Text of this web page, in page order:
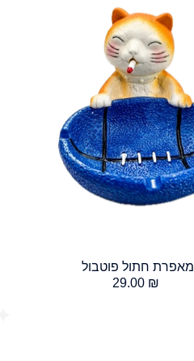
מאפרת חתול פוטבול
29.00 ₪